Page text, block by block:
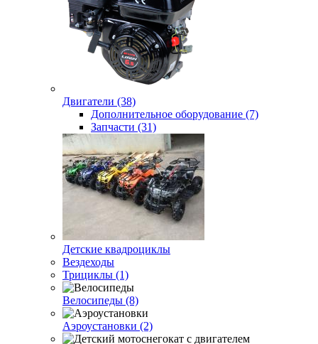
Двигатели (38)
Дополнительное оборудование (7)
Запчасти (31)
Детские квадроциклы
Вездеходы
Трициклы (1)
Велосипеды (8)
Аэроустановки (2)